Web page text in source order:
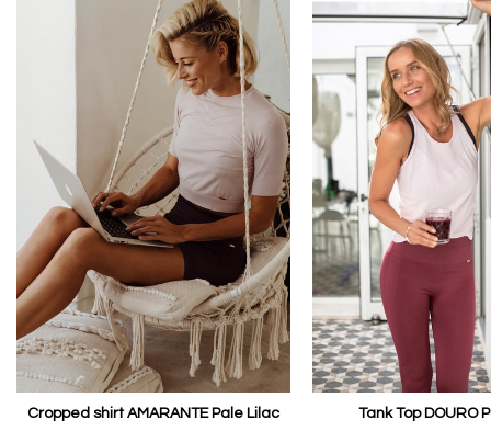
Cropped shirt AMARANTE Pale Lilac
Tank Top DOURO